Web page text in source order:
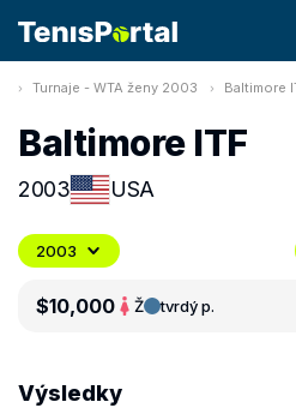
Turnaje - WTA ženy 2003 Baltimore
Baltimore ITF
2003 USA
2003
$10,000 Ž tvrdý p.
Výsledky